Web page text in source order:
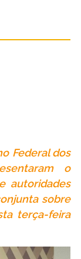
Federal dos
o
autoridades
sobre
terça-feira